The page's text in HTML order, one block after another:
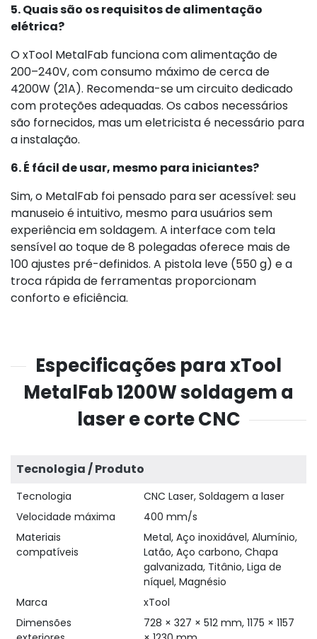
5. Quais são os requisitos de alimentação
elétrica?
O xTool MetalFab funciona com alimentação de
200–240V, com consumo máximo de cerca de
4200W (21A). Recomenda-se um circuito dedicado
com proteções adequadas. Os cabos necessários
são fornecidos, mas um eletricista é necessário para
a instalação.
6. É fácil de usar, mesmo para iniciantes?
Sim, o MetalFab foi pensado para ser acessível: seu
manuseio é intuitivo, mesmo para usuários sem
experiência em soldagem. A interface com tela
sensível ao toque de 8 polegadas oferece mais de
100 ajustes pré-definidos. A pistola leve (550 g) e a
troca rápida de ferramentas proporcionam
conforto e eficiência.
Especificações para xTool
MetalFab 1200W soldagem a
laser e corte CNC
Tecnologia / Produto
Tecnologia
CNC Laser, Soldagem a laser
Velocidade máxima
400 mm/s
Materiais
compatíveis
Metal, Aço inoxidável, Alumínio,
Latão, Aço carbono, Chapa
galvanizada, Titânio, Liga de
níquel, Magnésio
Marca
xTool
Dimensões
728 × 327 × 512 mm, 1175 × 1157